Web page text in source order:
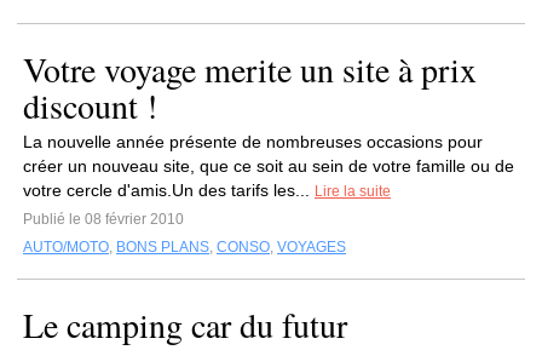
Votre voyage merite un site à prix
discount !
La nouvelle année présente de nombreuses occasions pour
créer un nouveau site, que ce soit au sein de votre famille ou de
votre cercle d'amis.Un des tarifs les...
Lire la suite
Publié le 08 février 2010
AUTO/MOTO, BONS PLANS, CONSO, VOYAGES
Le camping car du futur